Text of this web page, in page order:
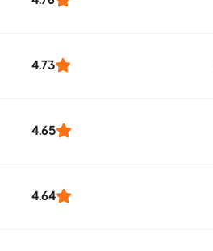
4.73
4.65
4.64